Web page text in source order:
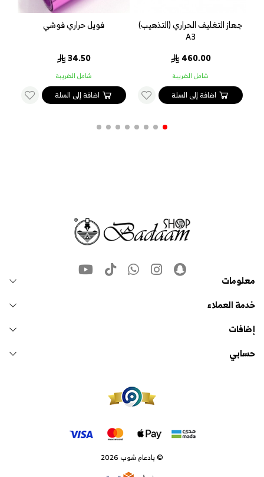
الحراري (التذهيب)
اضافة إلى السلة
فويل حراري فوشي
اضافة إلى السلة
معلومات
خدمة العملاء
إضافات
حسابي
© بادعام شوب 2026